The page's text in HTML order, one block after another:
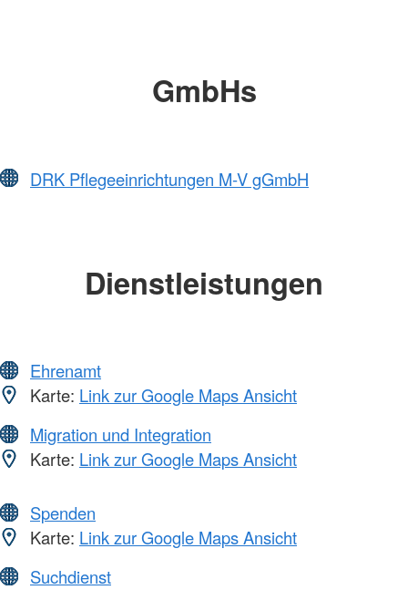
GmbHs
DRK Pflegeeinrichtungen M-V gGmbH
Dienstleistungen
Ehrenamt
Karte: Link zur Google Maps Ansicht
Migration und Integration
Karte: Link zur Google Maps Ansicht
Spenden
Karte: Link zur Google Maps Ansicht
Suchdienst